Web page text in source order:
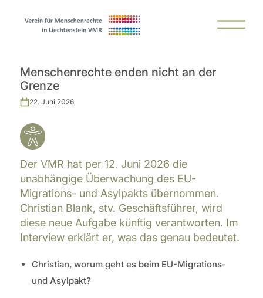
Menschenrechte enden nicht an der
Grenze
22. Juni 2026
Der VMR hat per 12. Juni 2026 die
unabhängige Überwachung des EU-
Migrations- und Asylpakts übernommen.
Christian Blank, stv. Geschäftsführer, wird
diese neue Aufgabe künftig verantworten. Im
Interview erklärt er, was das genau bedeutet.
Christian, worum geht es beim EU-Migrations-
und Asylpakt?